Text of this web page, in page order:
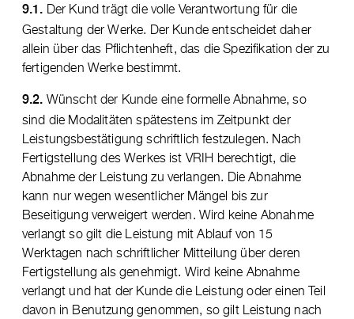
9.1. Der Kund trägt die volle Verantwortung für die
Gestaltung der Werke. Der Kunde entscheidet daher
allein über das Pflichtenheft, das die Spezifikation der zu
fertigenden Werke bestimmt.
9.2. Wünscht der Kunde eine formelle Abnahme, so
sind die Modalitäten spätestens im Zeitpunkt der
Leistungsbestätigung schriftlich festzulegen. Nach
Fertigstellung des Werkes ist VRIH berechtigt, die
Abnahme der Leistung zu verlangen. Die Abnahme
kann nur wegen wesentlicher Mängel bis zur
Beseitigung verweigert werden. Wird keine Abnahme
verlangt so gilt die Leistung mit Ablauf von 15
Werktagen nach schriftlicher Mitteilung über deren
Fertigstellung als genehmigt. Wird keine Abnahme
verlangt und hat der Kunde die Leistung oder einen Teil
davon in Benutzung genommen, so gilt Leistung nach